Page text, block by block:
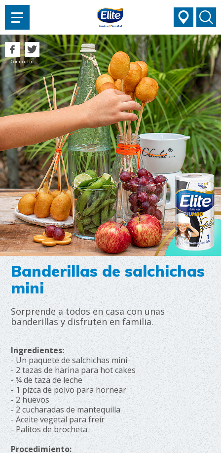
Banderillas de salchichas
mini
Sorprende a todos en casa con unas
banderillas y disfruten en familia.
Compartir
Ingredientes:
- Un paquete de salchichas mini
- 2 tazas de harina para hot cakes
- ¾ de taza de leche
- 1 pizca de polvo para hornear
- 2 huevos
- 2 cucharadas de mantequilla
- Aceite vegetal para freír
- Palitos de brocheta
Procedimiento: